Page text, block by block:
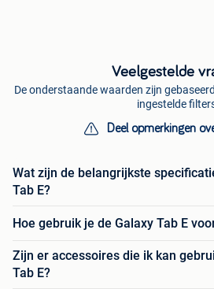
Veelgestelde
De onderstaande waarden zijn
ingestelde
Deel opmerkingen
Wat zijn de belangrijkste
Tab E?
Hoe gebruik je de Galaxy Tab E
Zijn er accessoires die ik kan
Tab E?